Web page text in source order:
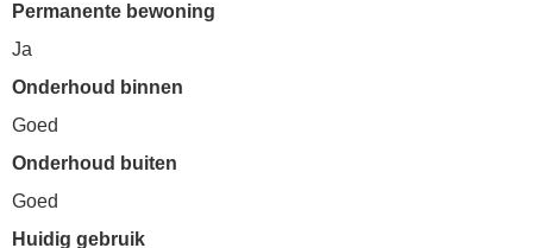
Permanente bewoning
Ja
Onderhoud binnen
Goed
Onderhoud buiten
Goed
Huidig gebruik